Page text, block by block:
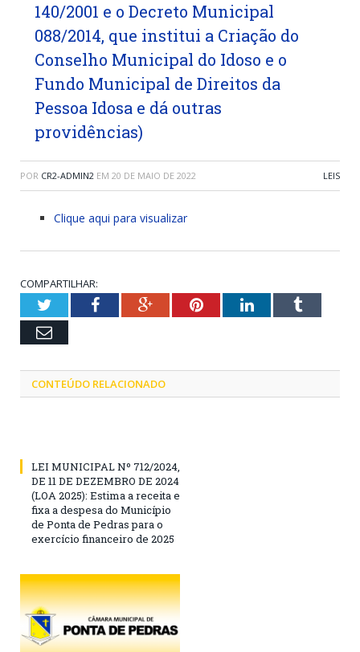
140/2001 e o Decreto Municipal
088/2014, que institui a Criação do
Conselho Municipal do Idoso e o
Fundo Municipal de Direitos da
Pessoa Idosa e dá outras
providências)
POR CR2-ADMIN2 EM 20 DE MAIO DE 2022 LEIS
Clique aqui para visualizar
COMPARTILHAR:
TwitterFacebookGoogle+PinterestLinkedInTumblr
Email
CONTEÚDO RELACIONADO
LEI MUNICIPAL Nº 712/2024,
DE 11 DE DEZEMBRO DE 2024
(LOA 2025): Estima a receita e
fixa a despesa do Município
de Ponta de Pedras para o
exercício financeiro de 2025